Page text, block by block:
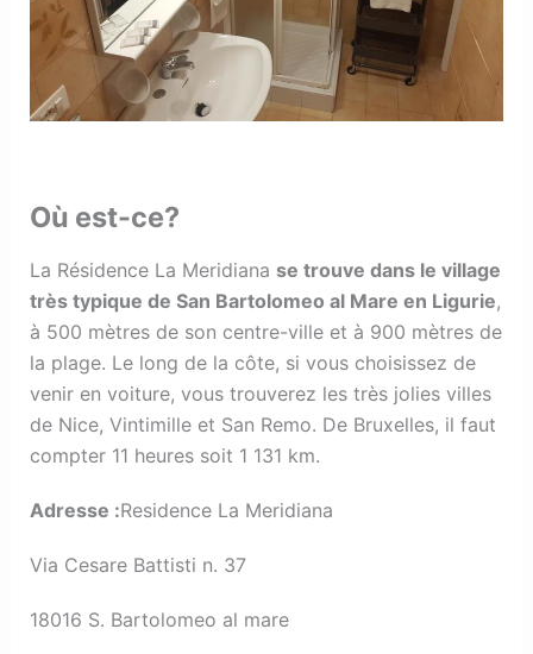
Où est-ce?
La Résidence La Meridiana se trouve dans le village
très typique de San Bartolomeo al Mare en Ligurie,
à 500 mètres de son centre-ville et à 900 mètres de
la plage. Le long de la côte, si vous choisissez de
venir en voiture, vous trouverez les très jolies villes
de Nice, Vintimille et San Remo. De Bruxelles, il faut
compter 11 heures soit 1 131 km.
Adresse :Residence La Meridiana
Via Cesare Battisti n. 37
18016 S. Bartolomeo al mare